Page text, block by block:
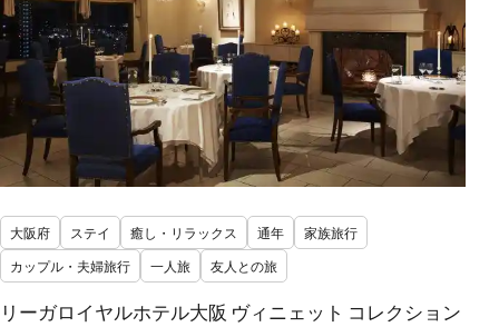
大阪府 ステイ 癒し・リラックス 通年
家族旅行
カップル・夫婦旅行
一人旅 友人との旅
リーガロイヤルホテル大阪 ヴィニェット コレクション